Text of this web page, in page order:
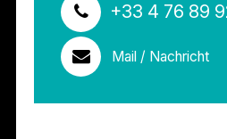
+33 4 76 89
Mail / Nachricht